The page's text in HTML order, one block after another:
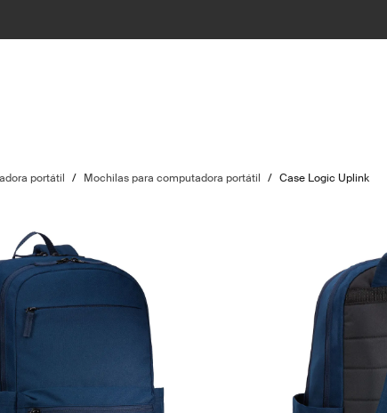
portátil / Mochilas para computadora portátil / Case Logic Uplink